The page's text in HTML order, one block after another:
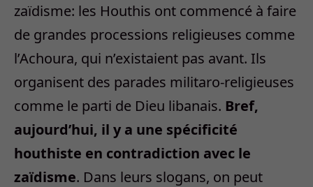
zaïdisme: les Houthis ont commencé à faire
de grandes processions religieuses comme
l’Achoura, qui n’existaient pas avant. Ils
organisent des parades militaro-religieuses
comme le parti de Dieu libanais. Bref,
aujourd’hui, il y a une spécificité
houthiste en contradiction avec le
zaïdisme. Dans leurs slogans, on peut